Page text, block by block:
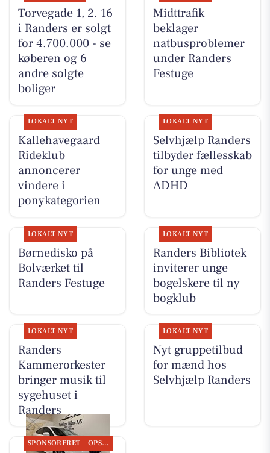
Torvegade 1, 2. 16
i Randers er solgt
for 4.700.000 - se
køberen og 6
andre solgte
boliger
Midttrafik
beklager
natbusproblemer
under Randers
Festuge
LOKALT NYT
Kallehavegaard
Rideklub
annoncerer
vindere i
ponykategorien
LOKALT NYT
Selvhjælp Randers
tilbyder fællesskab
for unge med
ADHD
LOKALT NYT
Børnedisko på
Bolværket til
Randers Festuge
LOKALT NYT
Randers Bibliotek
inviterer unge
bogelskere til ny
bogklub
LOKALT NYT
Randers
Kammerorkester
bringer musik til
sygehuset i
Randers
LOKALT NYT
Nyt gruppetilbud
for mænd hos
Selvhjælp Randers
SPONSORERET OPSLAGSTAVLEN